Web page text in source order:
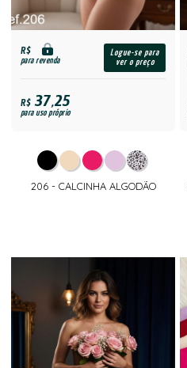
R$
para revenda
Logue-se para
ver o preço
R$37,25
para uso próprio
206 - CALCINHA ALGODÃO